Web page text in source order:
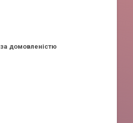
за домовленістю